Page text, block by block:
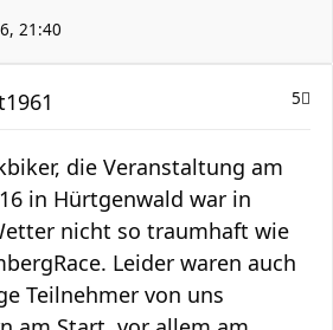
21:40
5
die Veranstaltung am
in Hürtgenwald war in
nicht so traumhaft wie
Leider waren auch
Teilnehmer von uns